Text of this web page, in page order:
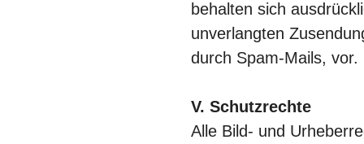
behalten sich
unverlangten
durch Spam-Mails, vor.
V. Schutzrechte
Alle Bild- und